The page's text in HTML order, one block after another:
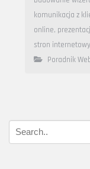
komunikacja z
online,
stron
Poradnik